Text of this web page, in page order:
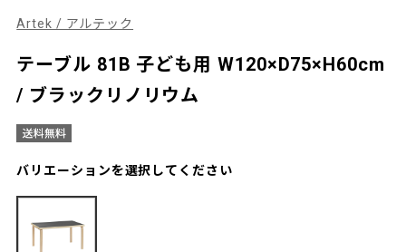
Artek / アルテック
テーブル 81B 子ども用 W120×D75×H60cm
/ ブラックリノリウム
バリエーションを選択してください